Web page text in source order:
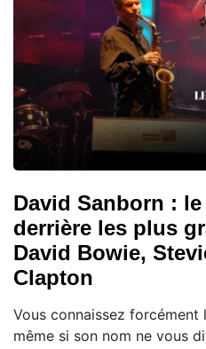
David Sanborn :
derrière les plus
David Bowie,
Clapton
Vous connaissez forcément
même si son nom ne vous